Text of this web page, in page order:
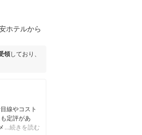
ホテルから
領しており、
線やコスト
定評があ
ディアでの
…続きを読む